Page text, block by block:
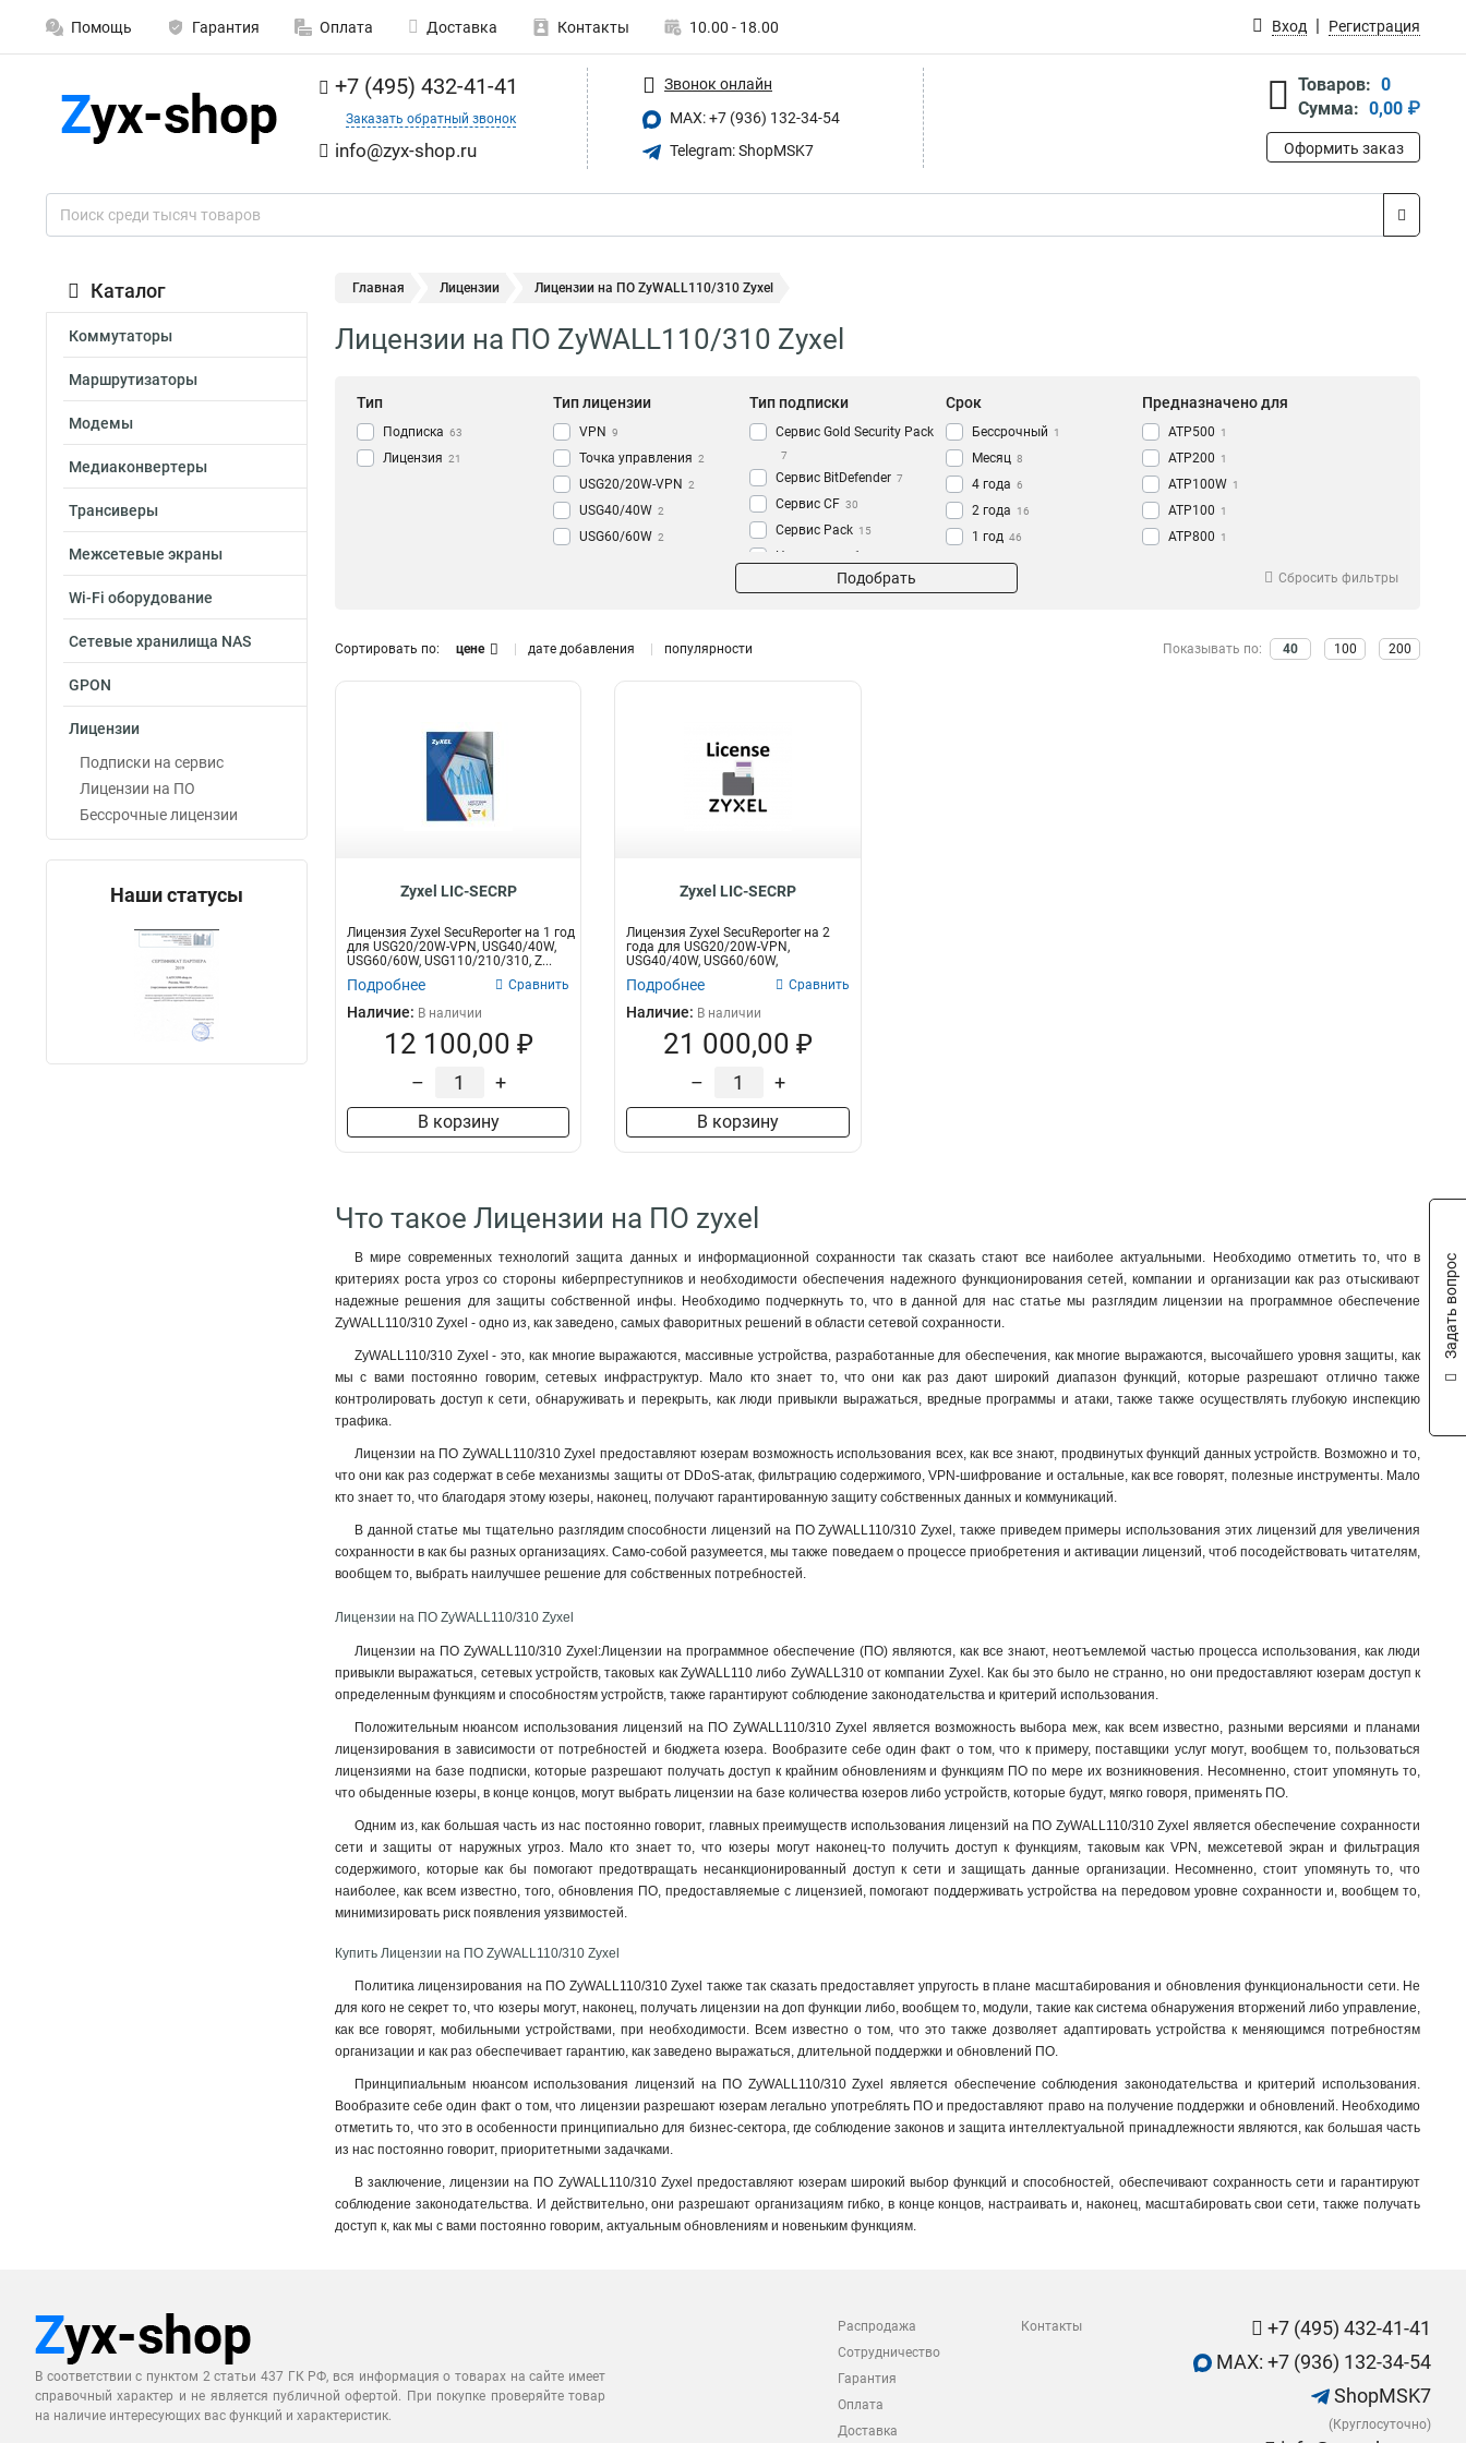
Помощь Гарантия Оплата Доставка Контакты 10.00 - 18.00 Вход Регистрация
+7 (495) 432-41-41
Заказать обратный звонок
info@zyx-shop.ru
Звонок онлайн
MAX: +7 (936) 132-34-54
Telegram: ShopMSK7
Товаров: 0
Сумма: 0,00 ₽
Оформить заказ
Каталог
Коммутаторы
Маршрутизаторы
Модемы
Медиаконвертеры
Трансиверы
Межсетевые экраны
Wi-Fi оборудование
Сетевые хранилища NAS
GPON
Лицензии
Подписки на сервис
Лицензии на ПО
Бессрочные лицензии
Наши статусы
Главная Лицензии Лицензии на ПО ZyWALL110/310 Zyxel
Лицензии на ПО ZyWALL110/310 Zyxel
Тип
Подписка 63
Лицензия 21
Тип лицензии
VPN 9
Точка управления 2
USG20/20W-VPN 2
USG40/40W 2
USG60/60W 2
USG110/210/310/1100/1900/2200-
USG1100/1900
Тип подписки
Сервис Gold Security Pack
7
Сервис BitDefender 7
Сервис CF 30
Сервис Pack 15
На сервисы безопасности
Срок
Бессрочный 1
Месяц 8
4 года 6
2 года 16
1 год 46
Предназначено для
ATP500 1
ATP200 1
ATP100W 1
ATP100 1
ATP800 1
VPN100
Подобрать Сбросить фильтры
Сортировать по: цене дате добавления популярности Показывать по: 40 100 200
Zyxel LIC-SECRP
Лицензия Zyxel SecuReporter на 1 год
для USG20/20W-VPN, USG40/40W,
USG60/60W, USG110/210/310, Z...
Подробнее Сравнить
Наличие: В наличии
12 100,00 ₽
– +
В корзину
Zyxel LIC-SECRP
Лицензия Zyxel SecuReporter на 2
года для USG20/20W-VPN,
USG40/40W, USG60/60W,
USG110/210/310,...
Подробнее Сравнить
Наличие: В наличии
21 000,00 ₽
– +
В корзину
Что такое Лицензии на ПО zyxel
В мире современных технологий защита данных и информационной сохранности так сказать стают все наиболее актуальными. Необходимо отметить то, что в
критериях роста угроз со стороны киберпреступников и необходимости обеспечения надежного функционирования сетей, компании и организации как раз отыскивают
надежные решения для защиты собственной инфы. Необходимо подчеркнуть то, что в данной для нас статье мы разглядим лицензии на программное обеспечение
ZyWALL110/310 Zyxel - одно из, как заведено, самых фаворитных решений в области сетевой сохранности.
ZyWALL110/310 Zyxel - это, как многие выражаются, массивные устройства, разработанные для обеспечения, как многие выражаются, высочайшего уровня защиты, как
мы с вами постоянно говорим, сетевых инфраструктур. Мало кто знает то, что они как раз дают широкий диапазон функций, которые разрешают отлично также
контролировать доступ к сети, обнаруживать и перекрыть, как люди привыкли выражаться, вредные программы и атаки, также также осуществлять глубокую инспекцию
трафика.
Лицензии на ПО ZyWALL110/310 Zyxel предоставляют юзерам возможность использования всех, как все знают, продвинутых функций данных устройств. Возможно и то,
что они как раз содержат в себе механизмы защиты от DDoS-атак, фильтрацию содержимого, VPN-шифрование и остальные, как все говорят, полезные инструменты. Мало
кто знает то, что благодаря этому юзеры, наконец, получают гарантированную защиту собственных данных и коммуникаций.
В данной статье мы тщательно разглядим способности лицензий на ПО ZyWALL110/310 Zyxel, также приведем примеры использования этих лицензий для увеличения
сохранности в как бы разных организациях. Само-собой разумеется, мы также поведаем о процессе приобретения и активации лицензий, чтоб посодействовать читателям,
вообщем то, выбрать наилучшее решение для собственных потребностей.
Лицензии на ПО ZyWALL110/310 Zyxel
Лицензии на ПО ZyWALL110/310 Zyxel:Лицензии на программное обеспечение (ПО) являются, как все знают, неотъемлемой частью процесса использования, как люди
привыкли выражаться, сетевых устройств, таковых как ZyWALL110 либо ZyWALL310 от компании Zyxel. Как бы это было не странно, но они предоставляют юзерам доступ к
определенным функциям и способностям устройств, также гарантируют соблюдение законодательства и критерий использования.
Положительным нюансом использования лицензий на ПО ZyWALL110/310 Zyxel является возможность выбора меж, как всем известно, разными версиями и планами
лицензирования в зависимости от потребностей и бюджета юзера. Вообразите себе один факт о том, что к примеру, поставщики услуг могут, вообщем то, пользоваться
лицензиями на базе подписки, которые разрешают получать доступ к крайним обновлениям и функциям ПО по мере их возникновения. Несомненно, стоит упомянуть то,
что обыденные юзеры, в конце концов, могут выбрать лицензии на базе количества юзеров либо устройств, которые будут, мягко говоря, применять ПО.
Одним из, как большая часть из нас постоянно говорит, главных преимуществ использования лицензий на ПО ZyWALL110/310 Zyxel является обеспечение сохранности
сети и защиты от наружных угроз. Мало кто знает то, что юзеры могут наконец-то получить доступ к функциям, таковым как VPN, межсетевой экран и фильтрация
содержимого, которые как бы помогают предотвращать несанкционированный доступ к сети и защищать данные организации. Несомненно, стоит упомянуть то, что
наиболее, как всем известно, того, обновления ПО, предоставляемые с лицензией, помогают поддерживать устройства на передовом уровне сохранности и, вообщем то,
минимизировать риск появления уязвимостей.
Купить Лицензии на ПО ZyWALL110/310 Zyxel
Политика лицензирования на ПО ZyWALL110/310 Zyxel также так сказать предоставляет упругость в плане масштабирования и обновления функциональности сети. Не
для кого не секрет то, что юзеры могут, наконец, получать лицензии на доп функции либо, вообщем то, модули, такие как система обнаружения вторжений либо управление,
как все говорят, мобильными устройствами, при необходимости. Всем известно о том, что это также дозволяет адаптировать устройства к меняющимся потребностям
организации и как раз обеспечивает гарантию, как заведено выражаться, длительной поддержки и обновлений ПО.
Принципиальным нюансом использования лицензий на ПО ZyWALL110/310 Zyxel является обеспечение соблюдения законодательства и критерий использования.
Вообразите себе один факт о том, что лицензии разрешают юзерам легально употреблять ПО и предоставляют право на получение поддержки и обновлений. Необходимо
отметить то, что это в особенности принципиально для бизнес-сектора, где соблюдение законов и защита интеллектуальной принадлежности являются, как большая часть
из нас постоянно говорит, приоритетными задачками.
В заключение, лицензии на ПО ZyWALL110/310 Zyxel предоставляют юзерам широкий выбор функций и способностей, обеспечивают сохранность сети и гарантируют
соблюдение законодательства. И действительно, они разрешают организациям гибко, в конце концов, настраивать и, наконец, масштабировать свои сети, также получать
доступ к, как мы с вами постоянно говорим, актуальным обновлениям и новеньким функциям.
В соответствии с пунктом 2 статьи 437 ГК РФ, вся информация о товарах на сайте имеет
справочный характер и не является публичной офертой. При покупке проверяйте товар
на наличие интересующих вас функций и характеристик.
Распродажа
Сотрудничество
Гарантия
Оплата
Доставка
Контакты
+7 (495) 432-41-41
MAX: +7 (936) 132-34-54
ShopMSK7
(Круглосуточно)
Задать вопрос